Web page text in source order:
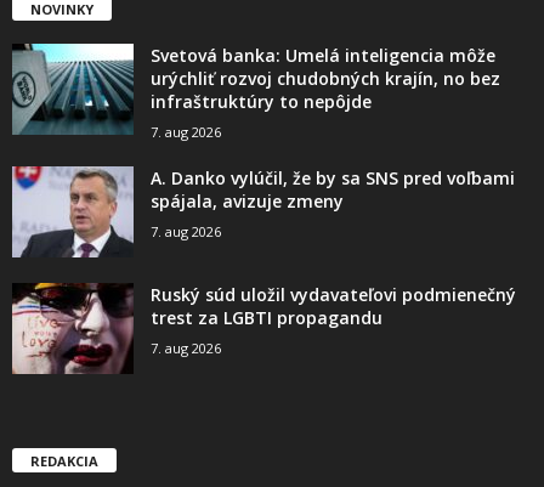
NOVINKY
Svetová banka: Umelá inteligencia môže
urýchliť rozvoj chudobných krajín, no bez
infraštruktúry to nepôjde
7. aug 2026
A. Danko vylúčil, že by sa SNS pred voľbami
spájala, avizuje zmeny
7. aug 2026
Ruský súd uložil vydavateľovi podmienečný
trest za LGBTI propagandu
7. aug 2026
REDAKCIA